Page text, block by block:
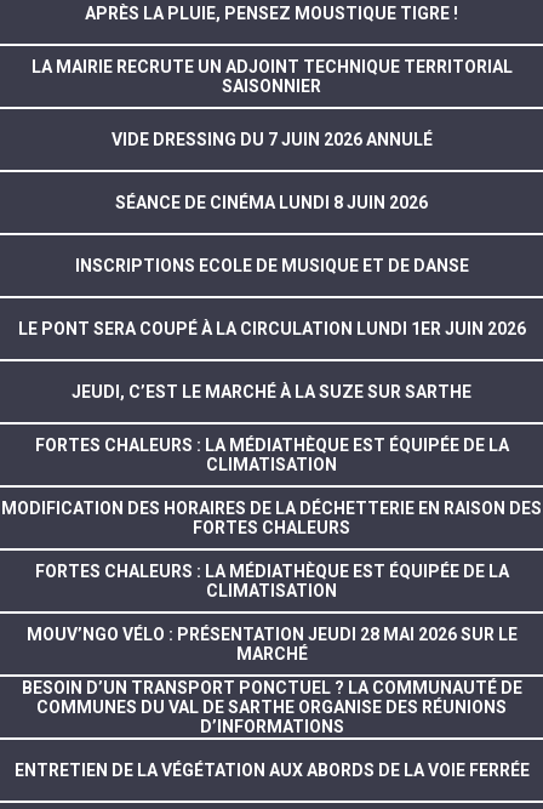
APRÈS LA PLUIE, PENSEZ MOUSTIQUE TIGRE !
LA MAIRIE RECRUTE UN ADJOINT TECHNIQUE TERRITORIAL
SAISONNIER
VIDE DRESSING DU 7 JUIN 2026 ANNULÉ
SÉANCE DE CINÉMA LUNDI 8 JUIN 2026
INSCRIPTIONS ECOLE DE MUSIQUE ET DE DANSE
LE PONT SERA COUPÉ À LA CIRCULATION LUNDI 1ER JUIN 2026
JEUDI, C’EST LE MARCHÉ À LA SUZE SUR SARTHE
FORTES CHALEURS : LA MÉDIATHÈQUE EST ÉQUIPÉE DE LA
CLIMATISATION
MODIFICATION DES HORAIRES DE LA DÉCHETTERIE EN RAISON DES
FORTES CHALEURS
FORTES CHALEURS : LA MÉDIATHÈQUE EST ÉQUIPÉE DE LA
CLIMATISATION
MOUV’NGO VÉLO : PRÉSENTATION JEUDI 28 MAI 2026 SUR LE
MARCHÉ
BESOIN D’UN TRANSPORT PONCTUEL ? LA COMMUNAUTÉ DE
COMMUNES DU VAL DE SARTHE ORGANISE DES RÉUNIONS
D’INFORMATIONS
ENTRETIEN DE LA VÉGÉTATION AUX ABORDS DE LA VOIE FERRÉE